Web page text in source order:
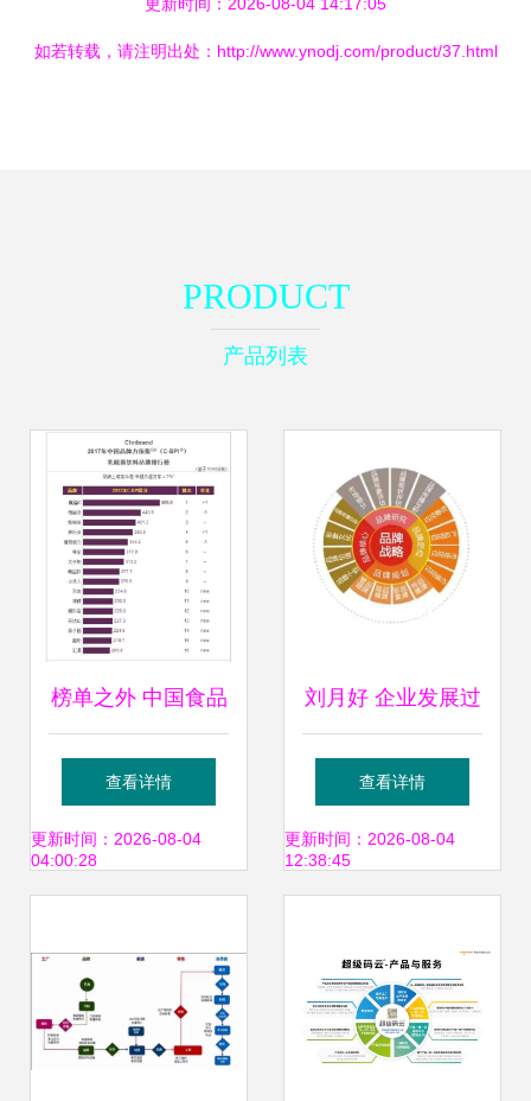
如若转载，请注明出处：http://www.ynodj.com/product/37.html
PRODUCT
产品列表
榜单之外 中国食品
饮料品牌力的真实
较量
查看详情
更新时间：2026-08-04
04:00:28
刘月好 企业发展过
程中品牌战略的重
要性与品牌管理
查看详情
更新时间：2026-08-04
12:38:45